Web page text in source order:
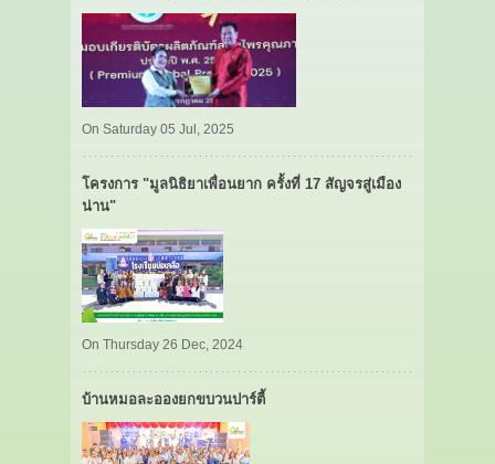
On Saturday 05 Jul, 2025
โครงการ "มูลนิธิยาเพื่อนยาก ครั้งที่ 17 สัญจรสู่เมือง
น่าน"
On Thursday 26 Dec, 2024
บ้านหมอละอองยกขบวนปาร์ตี้